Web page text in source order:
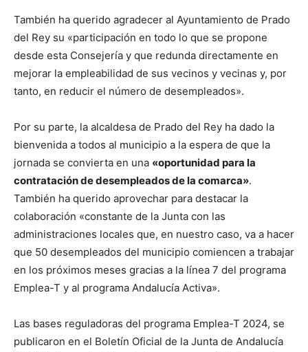
También ha querido agradecer al Ayuntamiento de Prado
del Rey su «participación en todo lo que se propone
desde esta Consejería y que redunda directamente en
mejorar la empleabilidad de sus vecinos y vecinas y, por
tanto, en reducir el número de desempleados».
Por su parte, la alcaldesa de Prado del Rey ha dado la
bienvenida a todos al municipio a la espera de que la
jornada se convierta en una «oportunidad para la
contratación de desempleados de la comarca».
También ha querido aprovechar para destacar la
colaboración «constante de la Junta con las
administraciones locales que, en nuestro caso, va a hacer
que 50 desempleados del municipio comiencen a trabajar
en los próximos meses gracias a la línea 7 del programa
Emplea-T y al programa Andalucía Activa».
Las bases reguladoras del programa Emplea-T 2024, se
publicaron en el Boletín Oficial de la Junta de Andalucía